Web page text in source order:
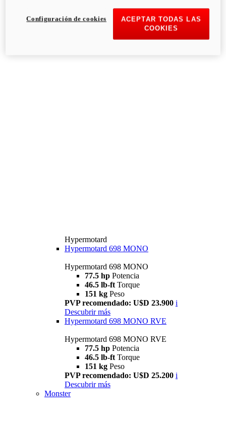
Hypermotard
Hypermotard 698 MONO
Hypermotard 698 MONO
77.5 hp Potencia
46.5 lb-ft Torque
151 kg Peso
PVP recomendado: U$D 23.900 i
Descubrir más
Hypermotard 698 MONO RVE
Hypermotard 698 MONO RVE
77.5 hp Potencia
46.5 lb-ft Torque
151 kg Peso
PVP recomendado: U$D 25.200 i
Descubrir más
Monster
ACEPTAR TODAS LAS
COOKIES
Configuración de cookies